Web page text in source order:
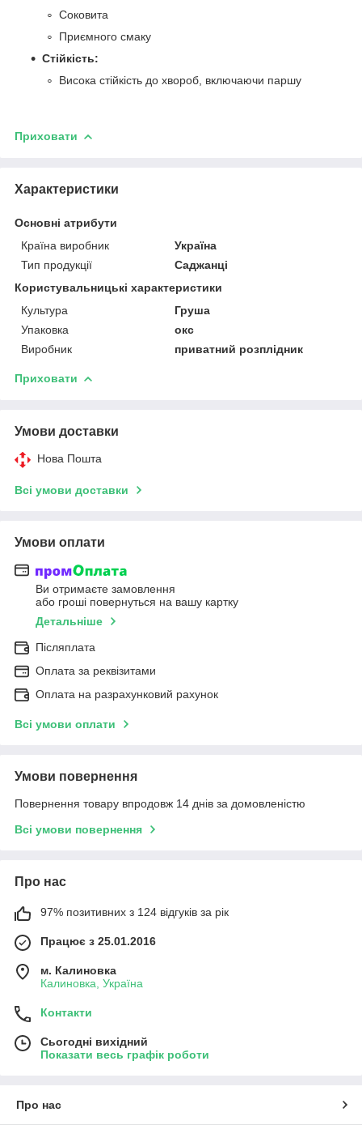
Соковита
Приємного смаку
Стійкість:
Висока стійкість до хвороб, включаючи паршу
Приховати
Характеристики
Основні атрибути
Країна виробник
Україна
Тип продукції
Саджанці
Користувальницькі характеристики
Культура
Груша
Упаковка
окс
Виробник
приватний розплідник
Приховати
Умови доставки
Нова Пошта
Всі умови доставки
Умови оплати
Ви отримаєте замовлення
або гроші повернуться на вашу картку
Детальніше
Післяплата
Оплата за реквізитами
Оплата на разрахунковий рахунок
Всі умови оплати
Умови повернення
Повернення товару впродовж 14 днів за домовленістю
Всі умови повернення
Про нас
97% позитивних з 124 відгуків за рік
Працює з 25.01.2016
м. Калиновка
Калиновка, Україна
Контакти
Сьогодні вихідний
Показати весь графік роботи
Про нас